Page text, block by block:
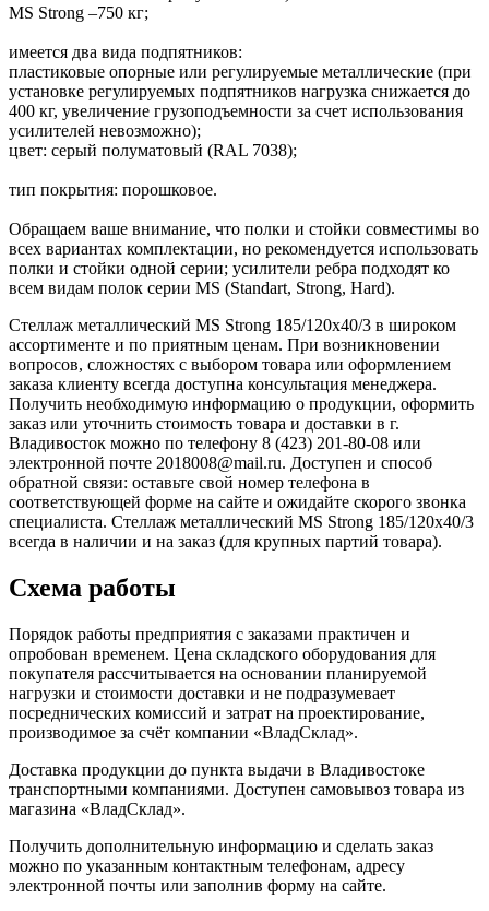
MS Strong –750 кг;
имеется два вида подпятников:
пластиковые опорные или регулируемые металлические (при
установке регулируемых подпятников нагрузка снижается до
400 кг, увеличение грузоподъемности за счет использования
усилителей невозможно);
цвет: серый полуматовый (RAL 7038);
тип покрытия: порошковое.
Обращаем ваше внимание, что полки и стойки совместимы во
всех вариантах комплектации, но рекомендуется использовать
полки и стойки одной серии; усилители ребра подходят ко
всем видам полок серии MS (Standart, Strong, Hard).
Стеллаж металлический MS Strong 185/120x40/3 в широком
ассортименте и по приятным ценам. При возникновении
вопросов, сложностях с выбором товара или оформлением
заказа клиенту всегда доступна консультация менеджера.
Получить необходимую информацию о продукции, оформить
заказ или уточнить стоимость товара и доставки в г.
Владивосток можно по телефону 8 (423) 201-80-08 или
электронной почте 2018008@mail.ru. Доступен и способ
обратной связи: оставьте свой номер телефона в
соответствующей форме на сайте и ожидайте скорого звонка
специалиста. Стеллаж металлический MS Strong 185/120x40/3
всегда в наличии и на заказ (для крупных партий товара).
Схема работы
Порядок работы предприятия с заказами практичен и
опробован временем. Цена складского оборудования для
покупателя рассчитывается на основании планируемой
нагрузки и стоимости доставки и не подразумевает
посреднических комиссий и затрат на проектирование,
производимое за счёт компании «ВладСклад».
Доставка продукции до пункта выдачи в Владивостоке
транспортными компаниями. Доступен самовывоз товара из
магазина «ВладСклад».
Получить дополнительную информацию и сделать заказ
можно по указанным контактным телефонам, адресу
электронной почты или заполнив форму на сайте.